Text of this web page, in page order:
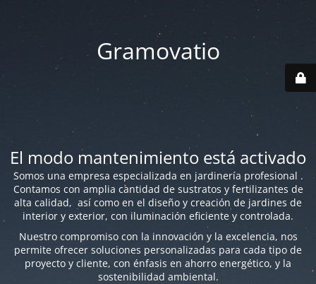
Gramovatio
El modo mantenimiento está activado
Somos una empresa especializada en jardinería profesional .
Contamos con amplia cantidad de sustratos y fertilizantes de
alta calidad, así como en el diseño y creación de jardines de
interior y exterior, con iluminación eficiente y controlada.
Nuestro compromiso con la innovación y la excelencia, nos
permite ofrecer soluciones personalizadas para cada tipo de
proyecto y cliente, con énfasis en ahorro energético, y la
sostenibilidad ambiental.